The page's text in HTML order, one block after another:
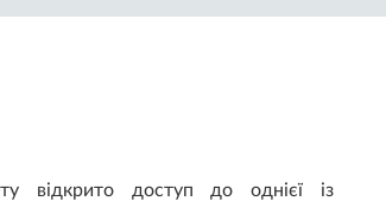
відкрито доступ до однієї із